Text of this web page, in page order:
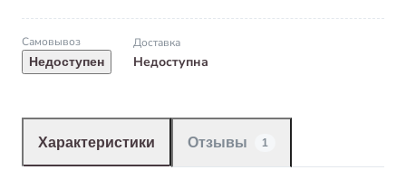
Самовывоз
Недоступен
Доставка
Недоступна
Характеристики Отзывы 1